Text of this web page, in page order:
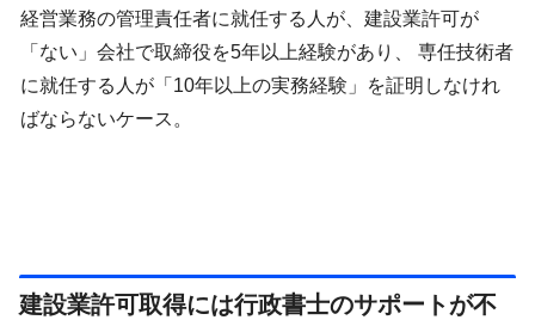
経営業務の管理責任者に就任する人が、建設業許可が
「ない」会社で取締役を5年以上経験があり、 専任技術者
に就任する人が「10年以上の実務経験」を証明しなけれ
ばならないケース。
建設業許可取得には行政書士のサポートが不